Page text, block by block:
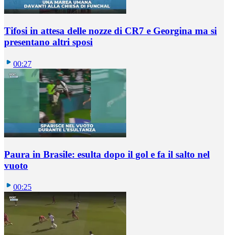
Tifosi in attesa delle nozze di CR7 e Georgina ma si
presentano altri sposi
00:27
Paura in Brasile: esulta dopo il gol e fa il salto nel
vuoto
00:25